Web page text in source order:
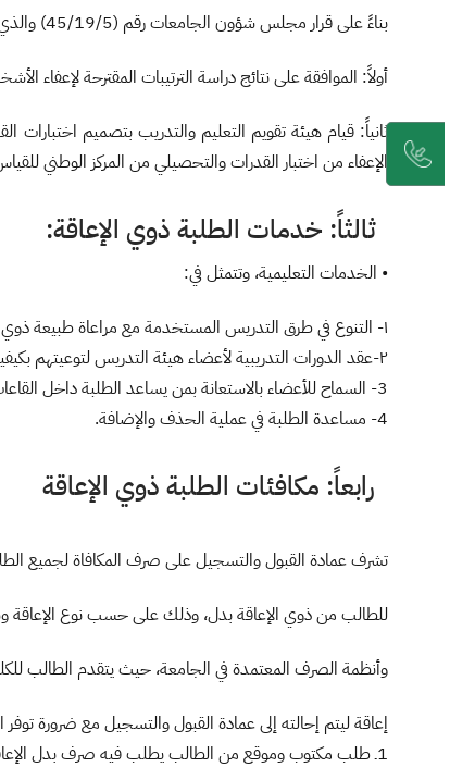
بناءً على قرار مجلس شؤون الجامعات رقم (45/19/5) والذي يتضمن:
أولاً: الموافقة على نتائج دراسة الترتيبات المقترحة لإعفاء
ثانياً: قيام هيئة تقويم التعليم والتدريب بتصميم
الإعفاء من اختبار القدرات والتحصيلي من المركز الوطني
ثالثاً: خدمات الطلبة ذوي الإعاقة:
• الخدمات التعليمية، وتتمثل في:
٢-عقد الدورات التدريبية لأعضاء هيئة التدريس لتوعيتهم بكيفية تعليم ومتابعة الطلبة ذوي الإعاقة، وتلبية احتياجاتهم.
3- السماح للأعضاء بالاستعانة بمن يساعد الطلبة داخل القاعات من مساعدين أو كاتبين أو قارئين.
4- مساعدة الطلبة في عملية الحذف والإضافة.
رابعاً: مكافئات الطلبة ذوي الإعاقة
تشرف عمادة القبول والتسجيل على صرف المكافاة لجميع
للطالب من ذوي الإعاقة بدل، وذلك على حسب نوع الإعاقة
وأنظمة الصرف المعتمدة في الجامعة، حيث يتقدم الطالب
إعاقة ليتم إحالته إلى عمادة القبول والتسجيل مع ضرورة توفر
1ـ طلب مكتوب وموقع من الطالب يطلب فيه صرف بدل الإعاقة.